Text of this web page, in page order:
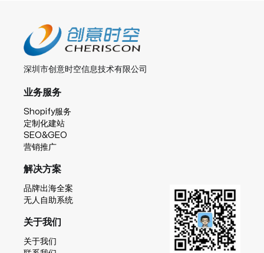
深圳市创意时空信息技术有限公司
业务服务
Shopify服务
定制化建站
SEO&GEO
营销推广
解决方案
品牌出海全案
无人自助系统
关于我们
关于我们